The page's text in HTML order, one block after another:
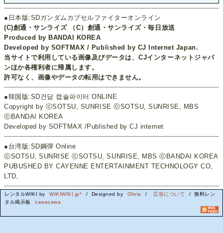
●日本版:SDガンダムカプセルファイターオンライン
(C)創通・サンライズ （C）創通・サンライズ・毎日放送
Produced by BANDAI KOREA
Developed by SOFTMAX / Published by CJ Internet Japan.
当サイトで利用している画像及びデータは、CJインターネットジャパ
ンほか各権利者に帰属します。
許可なく、画像やデータの転用はできません。
●韓国版:SD건담 캡슐파이터 ONLINE
Copyright by ⓒSOTSU, SUNRISE ⓒSOTSU, SUNRISE, MBS
ⓒBANDAI KOREA
Developed by SOFTMAX /Published by CJ internet
●台湾版:SD鋼彈 Online
ⓒSOTSU, SUNRISE ⓒSOTSU, SUNRISE, MBS ⓒBANDAI KOREA
PUBUSHED BY CAYENNE ENTERTAINMENT TECHNOLOGY CO,
LTD,
レンタルWIKI by WIKIWIKI.jp* / Designed by Olivia / 広告について
/ 無料レン
タル掲示板
zawazawa